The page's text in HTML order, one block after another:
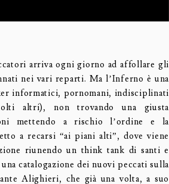
arriva ogni giorno ad affollare gli
nei vari reparti. Ma l’Inferno è una
informatici, pornomani, indisciplinati
altri), non trovando una giusta
mettendo a rischio l’ordine e la
a recarsi “ai piani alti”, dove viene
riunendo un think tank di santi e
catalogazione dei nuovi peccati sulla
Alighieri, che già una volta, a suo